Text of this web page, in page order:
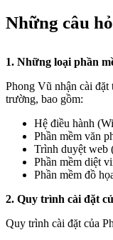
Những câu
1. Những loại phần
Phong Vũ nhận cài đặt
trường, bao gồm:
Hệ điều hành
Phần mềm văn
Trình duyệt web
Phần mềm diệt
Phần mềm đồ
2. Quy trình cài đặt
Quy trình cài đặt của